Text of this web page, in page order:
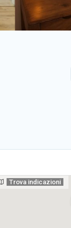
Trova indicazioni